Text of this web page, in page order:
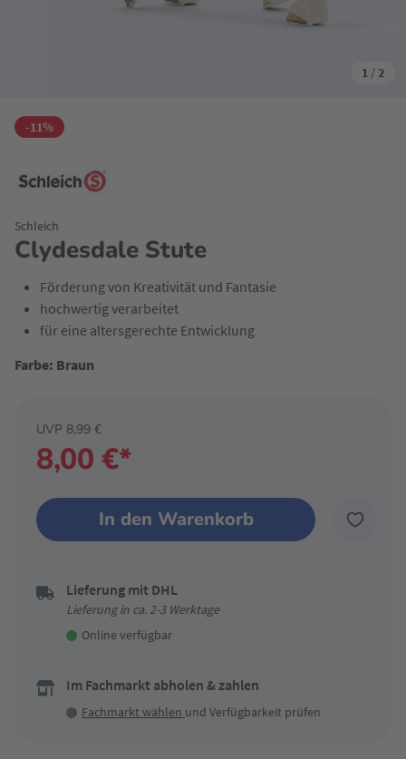
1 / 2
-11%
Clydesdale Stute
Schleich
Förderung von Kreativität und Fantasie
hochwertig verarbeitet
für eine altersgerechte Entwicklung
Farbe: Braun
8,00 €*
UVP 8,99 €
In den Warenkorb
Lieferung mit DHL
Lieferung in ca. 2-3 Werktage
Online verfügbar
Im Fachmarkt abholen & zahlen
Fachmarkt wählen und Verfügbarkeit prüfen